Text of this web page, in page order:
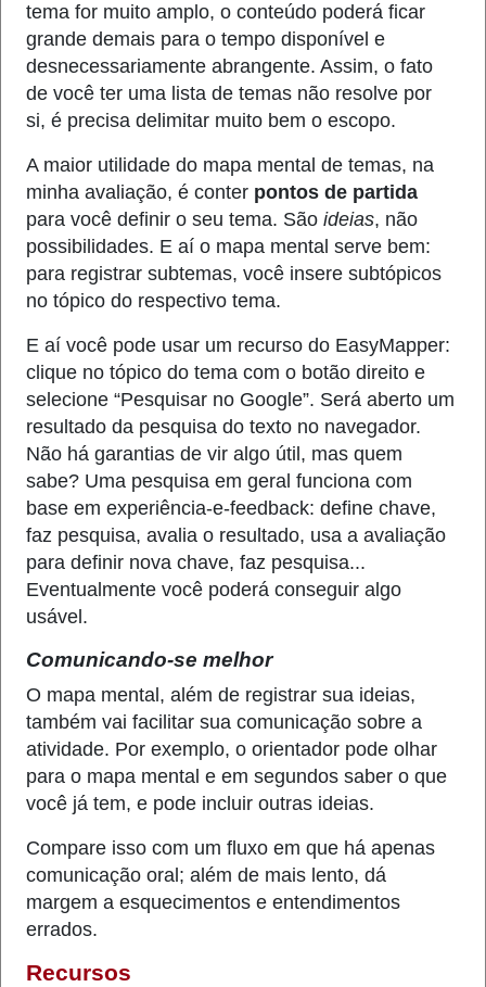
tema for muito amplo, o conteúdo poderá ficar
grande demais para o tempo disponível e
desnecessariamente abrangente. Assim, o fato
de você ter uma lista de temas não resolve por
si, é precisa delimitar muito bem o escopo.
A maior utilidade do mapa mental de temas, na
minha avaliação, é conter pontos de partida
para você definir o seu tema. Sãoideias, não
possibilidades. E aí o mapa mental serve bem:
para registrar subtemas, você insere subtópicos
no tópico do respectivo tema.
E aí você pode usar um recurso do EasyMapper:
clique no tópico do tema com o botão direito e
selecione “Pesquisar no Google”. Será aberto um
resultado da pesquisa do texto no navegador.
Não há garantias de vir algo útil, mas quem
sabe? Uma pesquisa em geral funciona com
base em experiência-e-feedback: define chave,
faz pesquisa, avalia o resultado, usa a avaliação
para definir nova chave, faz pesquisa...
Eventualmente você poderá conseguir algo
usável.
Comunicando-se melhor
O mapa mental, além de registrar sua ideias,
também vai facilitar sua comunicação sobre a
atividade. Por exemplo, o orientador pode olhar
para o mapa mental e em segundos saber o que
você já tem, e pode incluir outras ideias.
Compare isso com um fluxo em que há apenas
comunicação oral; além de mais lento, dá
margem a esquecimentos e entendimentos
errados.
Recursos